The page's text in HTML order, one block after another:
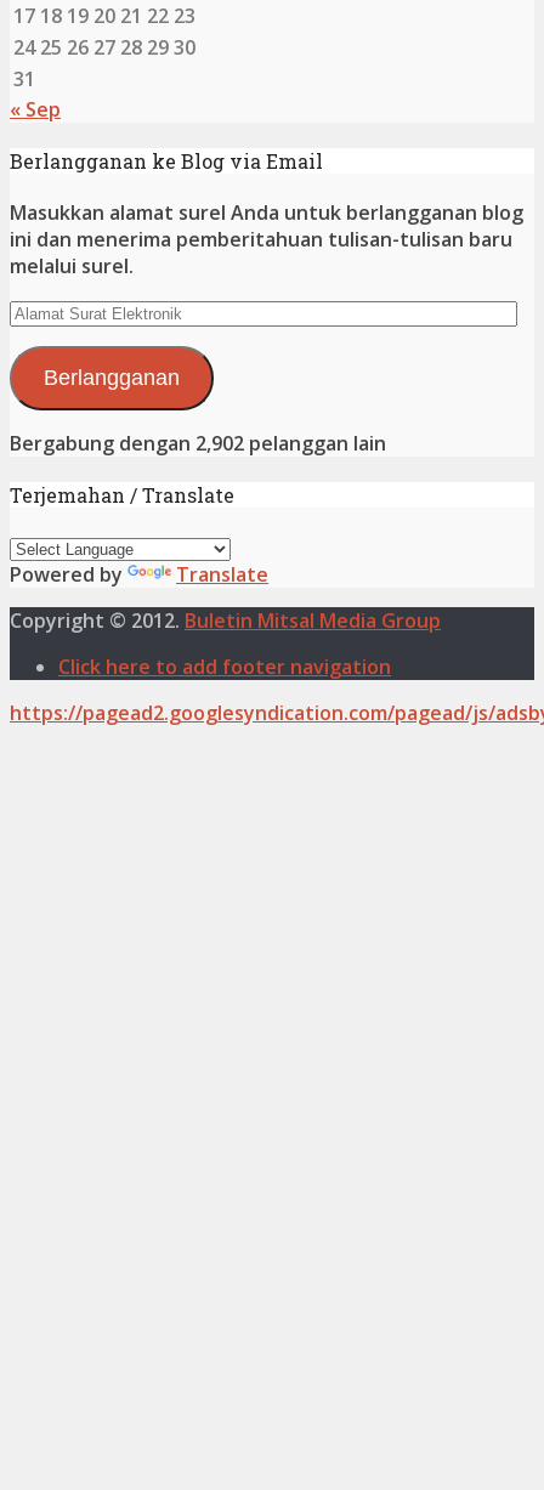
17 18 19 20 21 22 23
24 25 26 27 28 2930
31
« Sep
Berlangganan ke Blog via Email
Masukkan alamat surel Anda untuk berlangganan blog
ini dan menerima pemberitahuan tulisan-tulisan baru
melalui surel.
Alamat
Elektronik
Berlangganan
Bergabung dengan 2,902 pelanggan lain
Terjemahan / Translate
Powered by
Translate
Copyright © 2012. Buletin Mitsal Media Group
Click here to add footer navigation
https://pagead2.googlesyndication.com/pagead/js/